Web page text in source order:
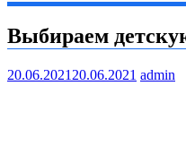
Выбираем
20.06.2021 20.06.2021 admin